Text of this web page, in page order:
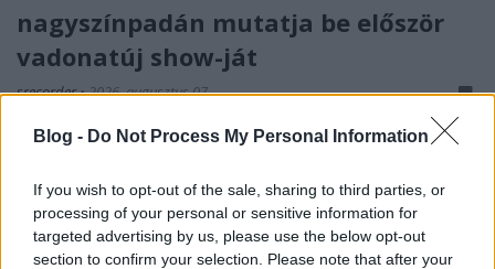
Blog - Do Not Process My Personal Information
If you wish to opt-out of the sale, sharing to third parties, or
processing of your personal or sensitive information for
targeted advertising by us, please use the below opt-out
section to confirm your selection. Please note that after your
nagyszínpadán mutatja be először
vadonatúj show-ját
srecorder•2026. augusztus 07.
Az elmúlt évek egyik legizgalmasabb hazai
érkezett: augusztus 19-én a STRAND Fesztivál K&H ...